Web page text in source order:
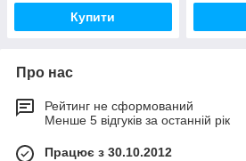
Купити
Про нас
Рейтинг не сформований
Менше 5 відгуків за останній рік
Працює з 30.10.2012